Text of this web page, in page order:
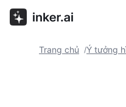
Trang chủ /Ý tưởng